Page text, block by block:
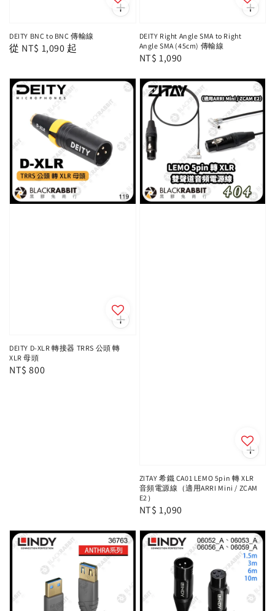
DEITY BNC to BNC 傳輸線
Regular
從 NT$ 1,090 起
DEITY Right Angle SMA to Right
Angle SMA (45cm) 傳輸線
Regular
NT$ 1,090
DEITY D-XLR 轉接器 TRRS 公頭 轉
XLR 母頭
Regular
NT$ 800
ZITAY 希鐵 CA01 LEMO 5pin 轉 XLR
音頻電源線（適用ARRI Mini / ZCAM
E2）
Regular
NT$ 1,090